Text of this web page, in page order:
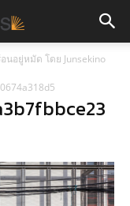
นอยู่หมัด โดย Junsekino